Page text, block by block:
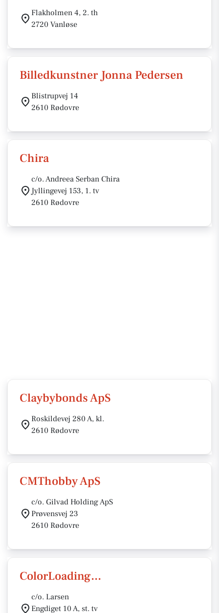
Flakholmen 4, 2. th
2720 Vanløse
Billedkunstner Jonna Pedersen
Blistrupvej 14
2610 Rødovre
Chira
c/o. Andreea Serban Chira
Jyllingevej 153, 1. tv
2610 Rødovre
Claybybonds ApS
Roskildevej 280 A, kl.
2610 Rødovre
CMThobby ApS
c/o. Gilvad Holding ApS
Prøvensvej 23
2610 Rødovre
ColorLoading...
c/o. Larsen
Engdiget 10 A, st. tv